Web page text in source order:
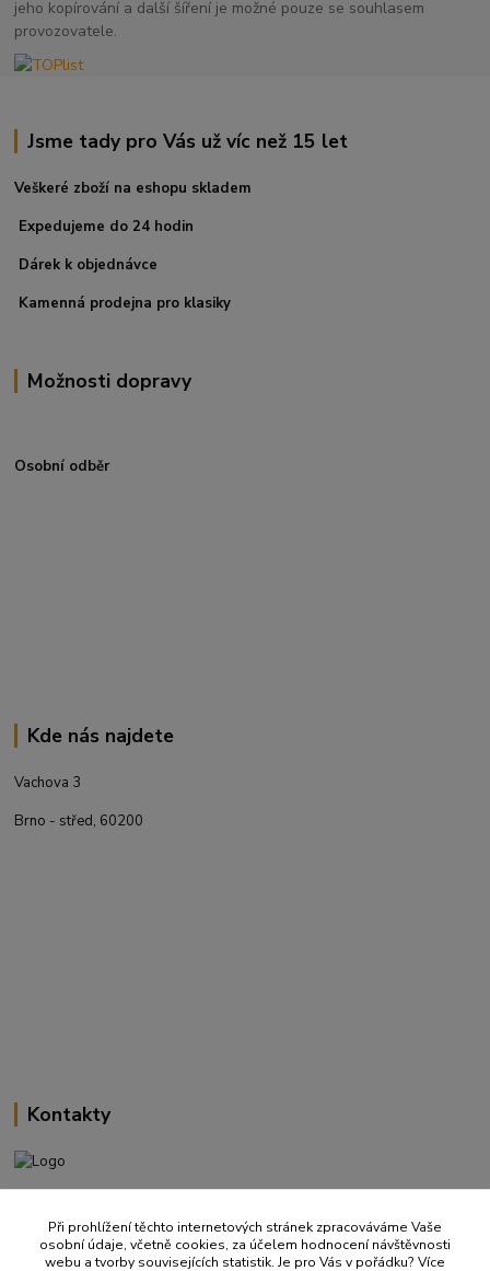
jeho kopírování a další šíření je možné pouze se souhlasem
provozovatele.
Jsme tady pro Vás už víc než 15 let
Veškeré zboží na eshopu skladem
Expedujeme do 24 hodin
Dárek k objednávce
Kamenná prodejna pro klasiky
Možnosti dopravy
Osobní odběr
Kde nás najdete
Vachova 3
Brno - střed, 60200
Kontakty
(Po-Pá, 9-18 hod.)
info@ritualbrno-eshop.cz
Při prohlížení těchto internetových stránek zpracováváme Vaše
osobní údaje, včetně cookies, za účelem hodnocení návštěvnosti
webu a tvorby souvisejících statistik. Je pro Vás v pořádku? Více